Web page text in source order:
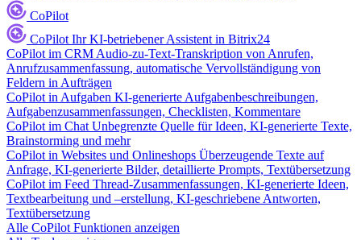
CoPilot
CoPilot Ihr KI-betriebener Assistent in Bitrix24
CoPilot im CRM Audio-zu-Text-Transkription von Anrufen,
Anrufzusammenfassung, automatische Vervollständigung von
Feldern in Aufträgen
CoPilot in Aufgaben KI-generierte Aufgabenbeschreibungen,
Aufgabenzusammenfassungen, Checklisten, Kommentare
CoPilot im Chat Unbegrenzte Quelle für Ideen, KI-generierte Texte,
Brainstorming und mehr
CoPilot in Websites und Onlineshops Überzeugende Texte auf
Anfrage, KI-generierte Bilder, detaillierte Prompts, Textübersetzung
CoPilot im Feed Thread-Zusammenfassungen, KI-generierte Ideen,
Textbearbeitung und –erstellung, KI-geschriebene Antworten,
Textübersetzung
Alle CoPilot Funktionen anzeigen